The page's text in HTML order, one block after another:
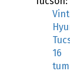
16
tum